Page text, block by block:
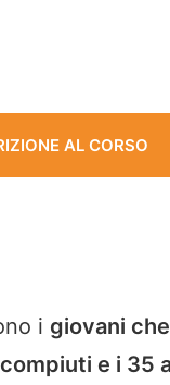
AL CORSO
i giovani
e i 35